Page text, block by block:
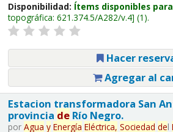
Disponibilidad: Ítems disponibles
topográfica: 621.374.5/A282/v.4 (1).
Hacer
Agregar al
Estacion transformadora San
provincia deRío Negro.
por Agua y Energía Eléctrica, Sociedad del